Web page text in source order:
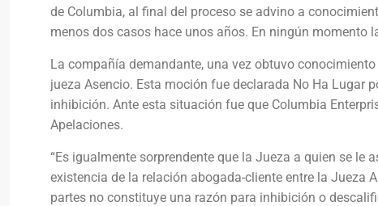
de Columbia, al final del proceso se advino a
menos dos casos hace unos años. En ningún momento
La compañía demandante, una vez obtuvo
jueza Asencio. Esta moción fue declarada No Ha Lugar
inhibición. Ante esta situación fue que Columbia
Apelaciones.
“Es igualmente sorprendente que la Jueza a quien se
existencia de la relación abogada-cliente entre la Jueza
partes no constituye una razón para inhibición o